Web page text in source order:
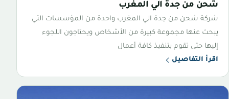
شحن من جدة الي المغرب
شركة شحن من جدة الي المغرب واحدة من المؤسسات التي
يبحث عنها مجموعة كبيرة من الأشخاص ويحتاجون اللجوء
إليها حتى تقوم بتنفيذ كافة أعمال
اقرأ التفاصيل